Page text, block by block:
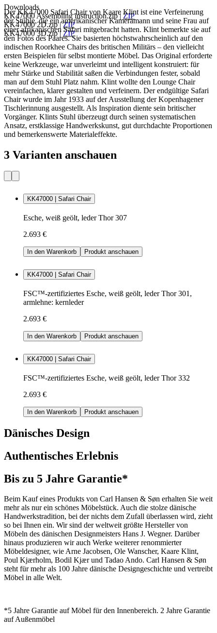
Downloads
KK47000 Assembling instruction.zip| ZIP
KK47000 2D.zip|ZIP
KK47000 3D.zip| ZIP
Der KK47000 Safari Chair von Kaare Klint ist eine Verfeinerung
der Stühle, die ein amerikanischer Kameramann und seine Frau auf
einer afrikanischen Safari mitgebracht hatten. Klint bemerkte sie auf
den Fotos des Paares. Sie basierten höchstwahrscheinlich auf den
indischen Roorkhee Chairs des britischen Militärs – den vielleicht
ersten Beispielen für selbst montierte Möbel. Das Original erforderte
keine Werkzeuge, war unverleimt und intelligent konstruiert: für
mehr Stärke und Stabilität saßen die Verbindungen fester, sobald
man auf dem Stuhl Platz nahm. Klint wollte den Lounge Chair
vereinfachen, klarer gestalten und verfeinern. Der endgültige Safari
Chair wurde im Jahr 1933 auf der Ausstellung der Kopenhagener
Tischlerinnung ausgestellt. Als Inspiration diente sein britischer
Vorgänger. Klints Stuhl überzeugt durch seinen systematischen
Ansatz, erstklassige Handwerkskunst, gut durchdachte Proportionen
und bemerkenswerte Materialeffekte.
3 Varianten anschauen
KK47000 | Safari Chair
Esche, weiß geölt, leder Thor 307
2.693 €
In den Warenkorb Produkt anschauen
KK47000 | Safari Chair
FSC™-zertifiziertes Esche, weiß geölt, leder Thor 301,
armlehne: kernleder
2.693 €
In den Warenkorb Produkt anschauen
KK47000 | Safari Chair
FSC™-zertifiziertes Esche, weiß geölt, leder Thor 332
2.693 €
In den Warenkorb Produkt anschauen
Dänisches Design
Authentisches Erlebnis
Bis zu 5 Jahre Garantie*
Beim Kauf eines Produkts von Carl Hansen & Søn erhalten Sie weit
mehr als nur ein schönes Möbelstück. Auch die stolze dänische
Handwerkstradition, bei der nichts dem Zufall überlassen wird, zieht
so bei Ihnen ein. Wir sind der weltweit größte Hersteller von
Möbeln des dänischen Designmeisters Hans J. Wegner. Darüber
hinaus produzieren wir auch Werke weiterer renommierter
Möbeldesigner, wie Arne Jacobsen, Ole Wanscher, Kaare Klint,
Poul Kjærholm, Bodil Kjær und Tadao Ando. Carl Hansen & Søn
steht für mehr als 100 Jahre dänische Designgeschichte und vertreibt
Möbel in alle Welt.
*5 Jahre Garantie auf Möbel für den Innenbereich. 2 Jahre Garantie
auf Außenmöbel